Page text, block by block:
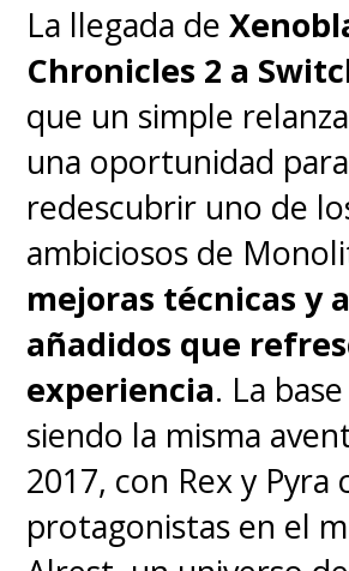
añadiendo poderes
como elControl
nuevas habilidades
que enriquecen tanto
combate como los
rompecabezas
ritmo brilla
secciones más
el juegodeja
observar, escanear
experimentar con
distintos visores y
La llegada de
Chronicles 2 a
que un simple
una oportunidad para
redescubrir uno de
ambiciosos de
mejoras técnicas y
añadidos que
experiencia. La
siendo la misma
2017, con Rex y Pyra
protagonistas en el